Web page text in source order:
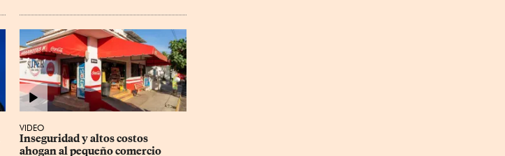
VIDEO
Inseguridad y altos costos
ahogan al pequeño comercio